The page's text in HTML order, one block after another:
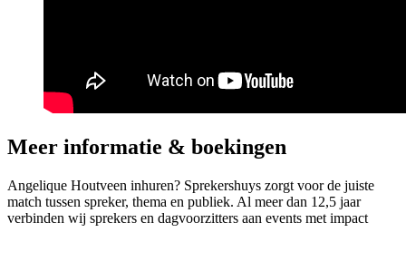
Meer informatie & boekingen
Angelique Houtveen inhuren? Sprekershuys zorgt voor de juiste
match tussen spreker, thema en publiek. Al meer dan 12,5 jaar
verbinden wij sprekers en dagvoorzitters aan events met impact